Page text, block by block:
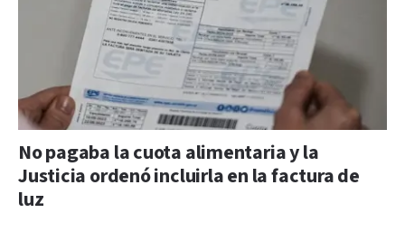
No pagaba la cuota alimentaria y la
Justicia ordenó incluirla en la factura de
luz